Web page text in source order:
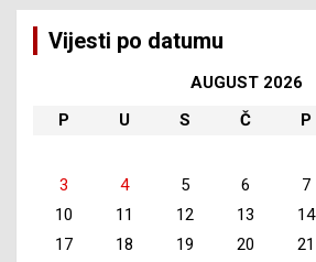
Vijesti po datumu
AUGUST 2026
P
U S Č P
3
4 5 6 7
10
11 12 13 14
17
18 19 20 21